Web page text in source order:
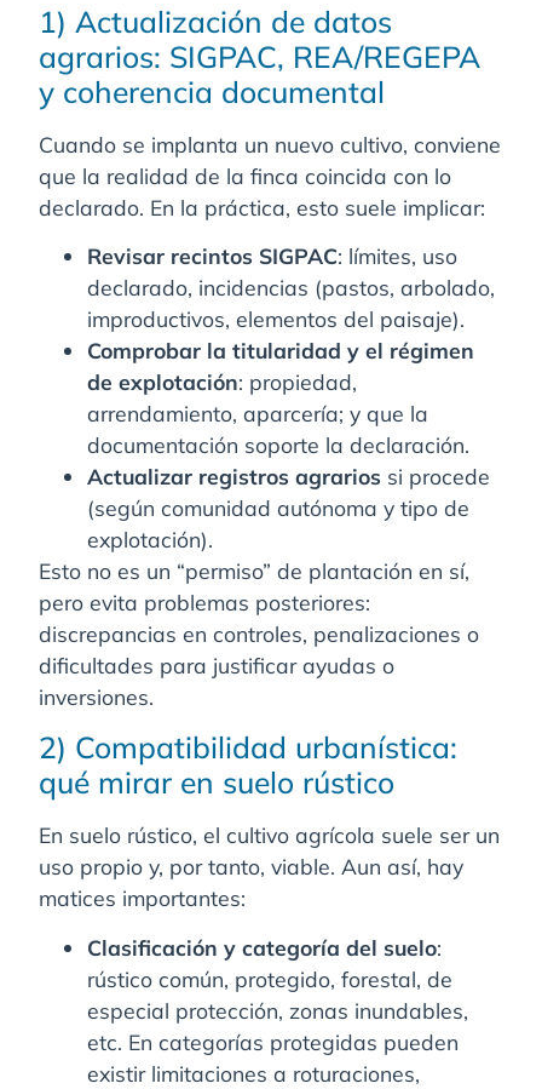
1) Actualización de datos
agrarios: SIGPAC, REA/REGEPA
y coherencia documental
Cuando se implanta un nuevo cultivo, conviene
que la realidad de la finca coincida con lo
declarado. En la práctica, esto suele implicar:
Revisar recintos SIGPAC: límites, uso
declarado, incidencias (pastos, arbolado,
improductivos, elementos del paisaje).
Comprobar la titularidad y el régimen
de explotación: propiedad,
arrendamiento, aparcería; y que la
documentación soporte la declaración.
Actualizar registros agrarios si procede
(según comunidad autónoma y tipo de
explotación).
Esto no es un “permiso” de plantación en sí,
pero evita problemas posteriores:
discrepancias en controles, penalizaciones o
dificultades para justificar ayudas o
inversiones.
2) Compatibilidad urbanística:
qué mirar en suelo rústico
En suelo rústico, el cultivo agrícola suele ser un
uso propio y, por tanto, viable. Aun así, hay
matices importantes:
Clasificación y categoría del suelo:
rústico común, protegido, forestal, de
especial protección, zonas inundables,
etc. En categorías protegidas pueden
existir limitaciones a roturaciones,